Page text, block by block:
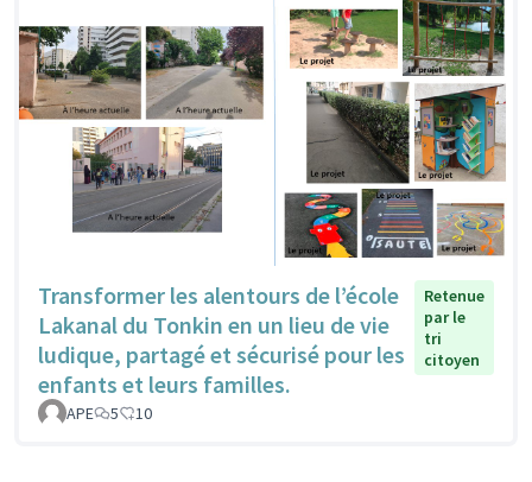
Transformer les alentours de l’école
Lakanal du Tonkin en un lieu de vie
ludique, partagé et sécurisé pour les
enfants et leurs familles.
Retenue
par le
tri
citoyen
APE 5 10